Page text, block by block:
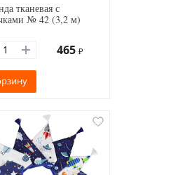
тканевая с
№ 42 (3,2 м)
465 ₽